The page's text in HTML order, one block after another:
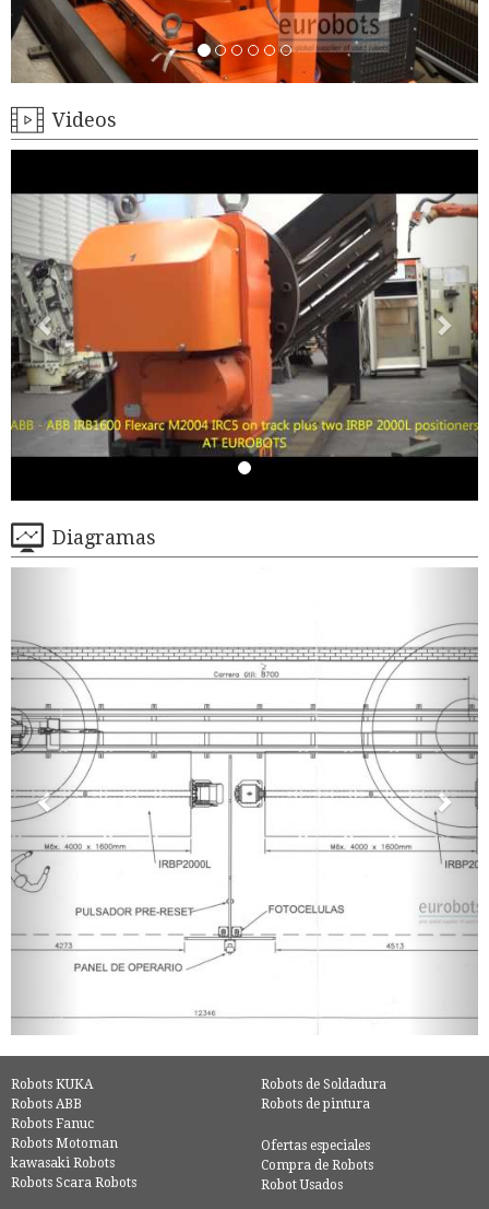
Videos
Diagramas
Robots KUKA
Robots ABB
Robots Fanuc
Robots Motoman
kawasaki Robots
Robots Scara Robots
Robots de Soldadura
Robots de pintura
Ofertas especiales
Compra de Robots
Robot Usados